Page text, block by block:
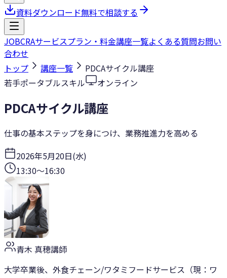
資料ダウンロード無料で相談する
JOBCRAサービスプラン・料金講座一覧よくある質問お問い
合わせ
トップ
講座一覧
PDCAサイクル講座
若手ポータブルスキル オンライン
PDCAサイクル講座
仕事の基本ステップを身につけ、業務推進力を高める
2026年5月20日(水)
13:30〜16:30
青木 真穂講師
大学卒業後、外食チェーン/ワタミフードサービス（現：ワ